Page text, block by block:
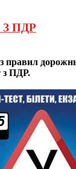
ПДР
правил
з ПДР.